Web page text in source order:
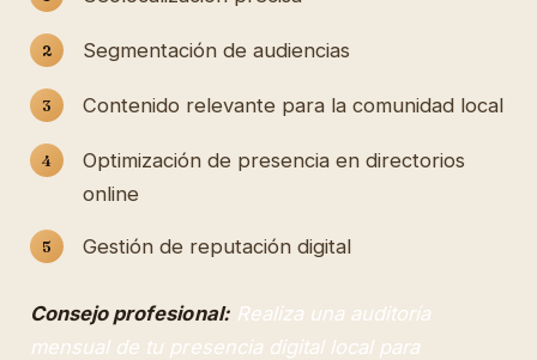
Segmentación de audiencias
Contenido relevante para la comunidad local
Optimización de presencia en directorios
online
Gestión de reputación digital
Consejo profesional: Realiza una auditoría
mensual de tu presencia digital local para